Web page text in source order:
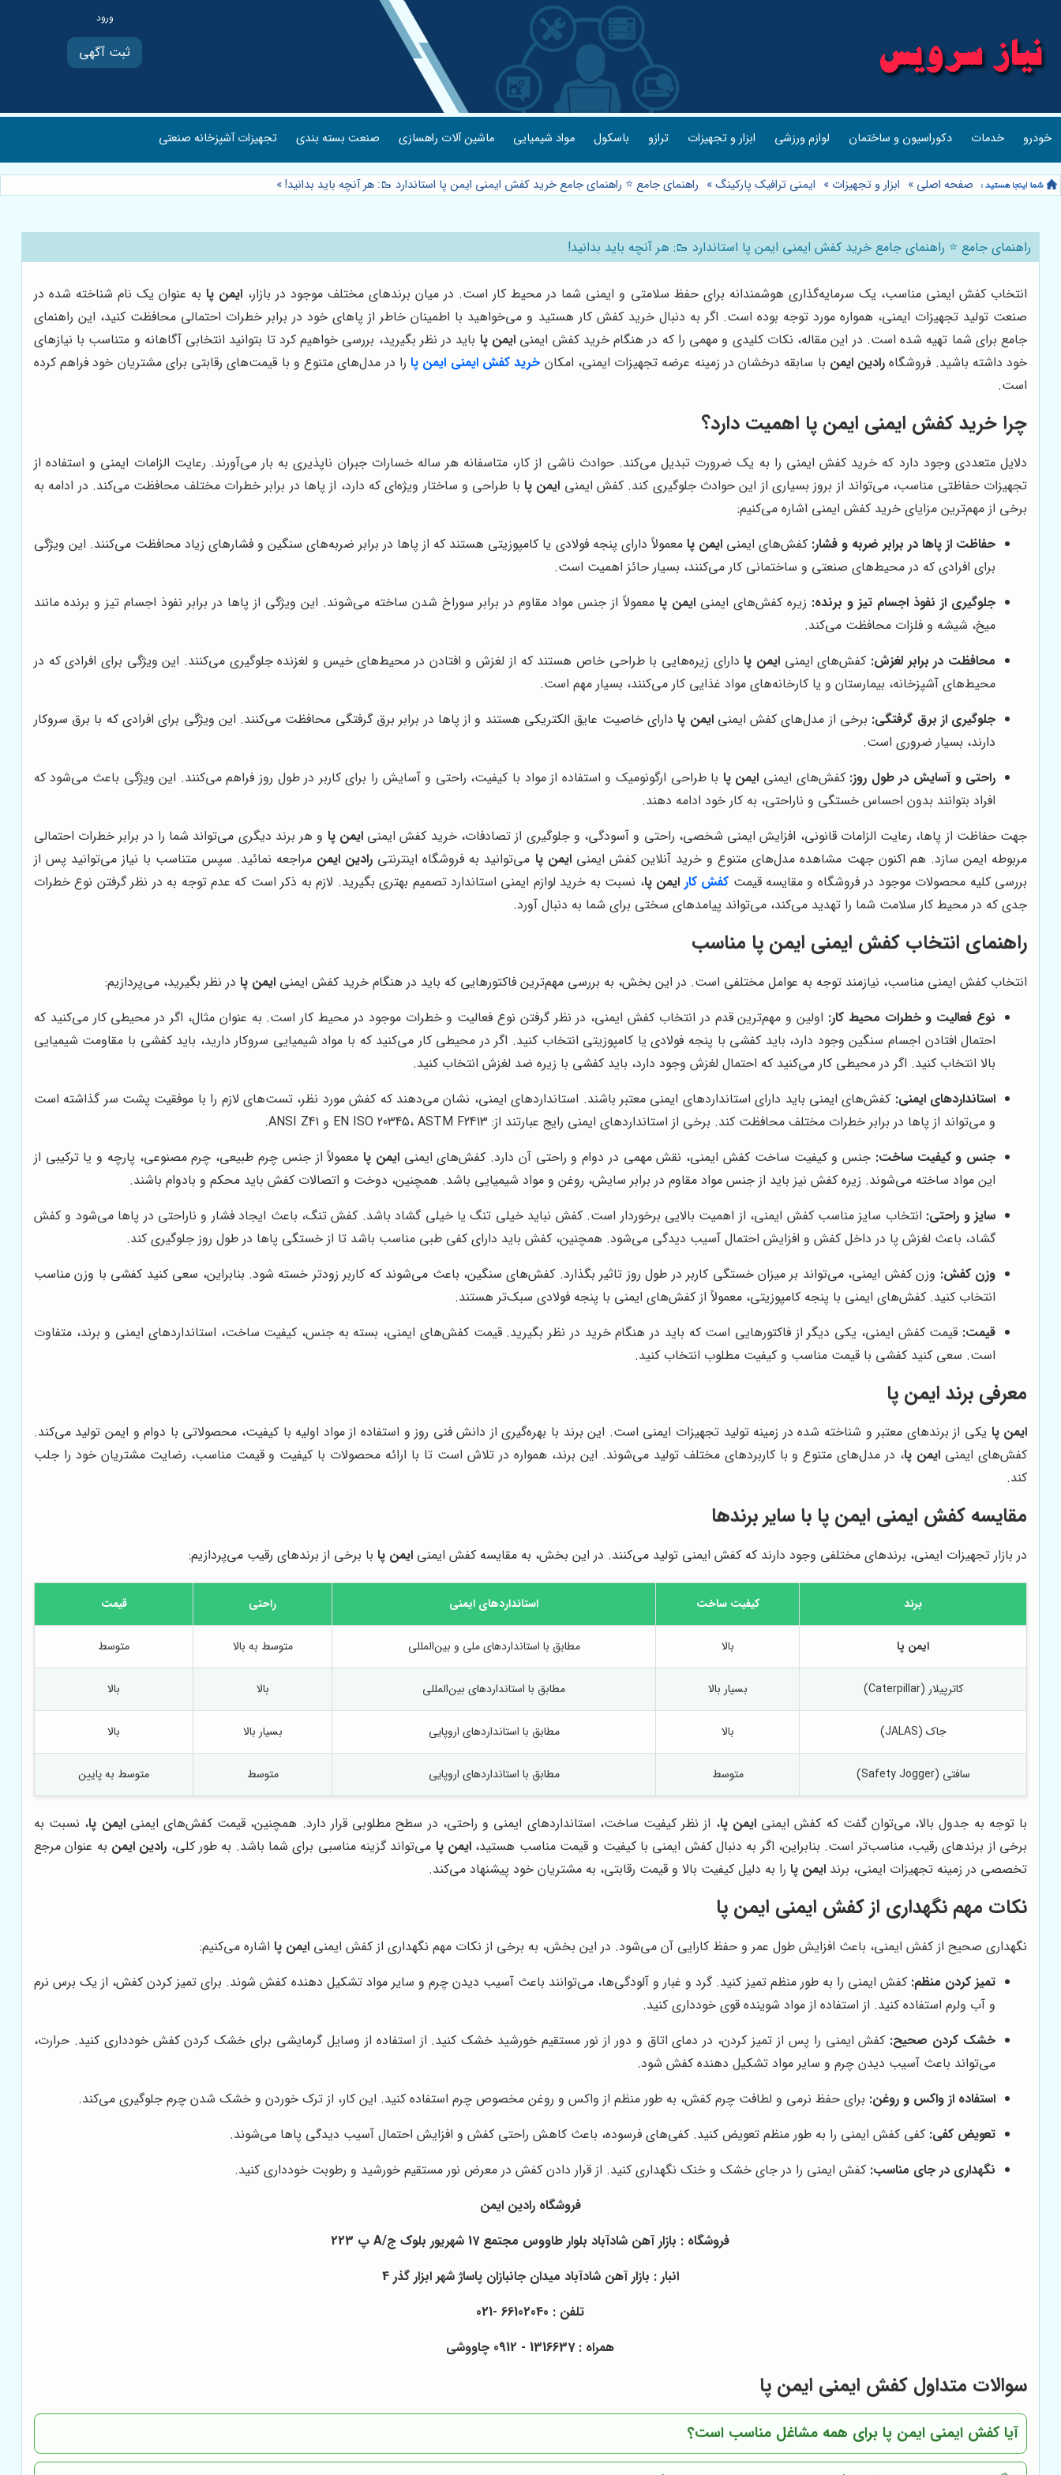
ثبت آگهی
خودرو خدمات دکوراسیون و ساختمان لوازم ورزشی ابزار و تجهیزات ترازو باسکول مواد شیمیایی ماشین آلات راهسازی صنعت بسته بندی تجهیزات آشپزخانه صنعتی
صفحه اصلی » ابزار و تجهیزات » ایمنی ترافیک پارکینگ» راهنمای جامع ⭐️ راهنمای جامع خرید کفش ایمنی ایمن پا استاندارد 🥾: هر آنچه باید بدانید!»
راهنمای جامع ⭐️ راهنمای جامع خرید کفش ایمنی ایمن پا استاندارد 🥾: هر آنچه باید بدانید!
انتخاب کفش ایمنی مناسب، یک سرمایه‌گذاری هوشمندانه برای حفظ سلامتی و ایمنی شما در محیط کار است. در میان برندهای مختلف موجود در بازار، ایمن پابه عنوان یک نام شناخته شده در
صنعت تولید تجهیزات ایمنی، همواره مورد توجه بوده است. اگر به دنبال خرید کفش کار هستید و می‌خواهید با اطمینان خاطر از پاهای خود در برابر خطرات احتمالی محافظت کنید، این راهنمای
جامع برای شما تهیه شده است. در این مقاله، نکات کلیدی و مهمی را که در هنگام خرید کفش ایمنی ایمن پا باید در نظر بگیرید، بررسی خواهیم کرد تا بتوانید انتخابی آگاهانه و متناسب با نیازهای
خود داشته باشید. فروشگاه رادین ایمن با سابقه درخشان در زمینه عرضه تجهیزات ایمنی، امکان خرید کفش ایمنی ایمن پارا در مدل‌های متنوع و با قیمت‌های رقابتی برای مشتریان خود فراهم کرده
است.
چرا خرید کفش ایمنی ایمن پا اهمیت دارد؟
دلایل متعددی وجود دارد که خرید کفش ایمنی را به یک ضرورت تبدیل می‌کند. حوادث ناشی از کار، متاسفانه هر ساله خسارات جبران ناپذیری به بار می‌آورند. رعایت الزامات ایمنی و استفاده از
تجهیزات حفاظتی مناسب، می‌تواند از بروز بسیاری از این حوادث جلوگیری کند. کفش ایمنی ایمن پابا طراحی و ساختار ویژه‌ای که دارد، از پاها در برابر خطرات مختلف محافظت می‌کند. در ادامه به
برخی از مهم‌ترین مزایای خرید کفش ایمنی اشاره می‌کنیم:
حفاظت از پاها در برابر ضربه و فشار: کفش‌های ایمنیایمن پا معمولاً دارای پنجه فولادی یا کامپوزیتی هستند که از پاها در برابر ضربه‌های سنگین و فشارهای زیاد محافظت می‌کنند. این ویژگی
برای افرادی که در محیط‌های صنعتی و ساختمانی کار می‌کنند، بسیار حائز اهمیت است.
جلوگیری از نفوذ اجسام تیز و برنده: زیره کفش‌های ایمنی ایمن پامعمولاً از جنس مواد مقاوم در برابر سوراخ شدن ساخته می‌شوند. این ویژگی از پاها در برابر نفوذ اجسام تیز و برنده مانند
میخ، شیشه و فلزات محافظت می‌کند.
محافظت در برابر لغزش: کفش‌های ایمنی ایمن پادارای زیره‌هایی با طراحی خاص هستند که از لغزش و افتادن در محیط‌های خیس و لغزنده جلوگیری می‌کنند. این ویژگی برای افرادی که در
محیط‌های آشپزخانه، بیمارستان و یا کارخانه‌های مواد غذایی کار می‌کنند، بسیار مهم است.
جلوگیری از برق گرفتگی: برخی از مدل‌های کفش ایمنیایمن پادارای خاصیت عایق الکتریکی هستند و از پاها در برابر برق گرفتگی محافظت می‌کنند. این ویژگی برای افرادی که با برق سروکار
دارند، بسیار ضروری است.
راحتی و آسایش در طول روز: کفش‌های ایمنی ایمن پا با طراحی ارگونومیک و استفاده از مواد با کیفیت، راحتی و آسایش را برای کاربر در طول روز فراهم می‌کنند. این ویژگی باعث می‌شود که
افراد بتوانند بدون احساس خستگی و ناراحتی، به کار خود ادامه دهند.
جهت حفاظت از پاها، رعایت الزامات قانونی، افزایش ایمنی شخصی، راحتی و آسودگی، و جلوگیری از تصادفات، خرید کفش ایمنیایمن پا و هر برند دیگری می‌تواند شما را در برابر خطرات احتمالی
مربوطه ایمن سازد. هم اکنون جهت مشاهده مدل‌های متنوع و خرید آنلاین کفش ایمنیایمن پا می‌توانید به فروشگاه اینترنتیرادین ایمن مراجعه نمائید. سپس متناسب با نیاز می‌توانید پس از
بررسی کلیه محصولات موجود در فروشگاه و مقایسه قیمت کفش کار ایمن پا، نسبت به خرید لوازم ایمنی استاندارد تصمیم بهتری بگیرید. لازم به ذکر است که عدم توجه به در نظر گرفتن نوع خطرات
جدی که در محیط کار سلامت شما را تهدید می‌کند، می‌تواند پیامدهای سختی برای شما به دنبال آورد.
راهنمای انتخاب کفش ایمنی ایمن پا مناسب
انتخاب کفش ایمنی مناسب، نیازمند توجه به عوامل مختلفی است. در این بخش، به بررسی مهم‌ترین فاکتورهایی که باید در هنگام خرید کفش ایمنی ایمن پادر نظر بگیرید، می‌پردازیم:
نوع فعالیت و خطرات محیط کار: اولین و مهم‌ترین قدم در انتخاب کفش ایمنی، در نظر گرفتن نوع فعالیت و خطرات موجود در محیط کار است. به عنوان مثال، اگر در محیطی کار می‌کنید که
احتمال افتادن اجسام سنگین وجود دارد، باید کفشی با پنجه فولادی یا کامپوزیتی انتخاب کنید. اگر در محیطی کار می‌کنید که با مواد شیمیایی سروکار دارید، باید کفشی با مقاومت شیمیایی
بالا انتخاب کنید. اگر در محیطی کار می‌کنید که احتمال لغزش وجود دارد، باید کفشی با زیره ضد لغزش انتخاب کنید.
استانداردهای ایمنی: کفش‌های ایمنی باید دارای استانداردهای ایمنی معتبر باشند. استانداردهای ایمنی، نشان می‌دهند که کفش مورد نظر، تست‌های لازم را با موفقیت پشت سر گذاشته است
و می‌تواند از پاها در برابر خطرات مختلف محافظت کند. برخی از استانداردهای ایمنی رایج عبارتند از: EN ISO 20345، ASTM F2413 و ANSI Z41.
جنس و کیفیت ساخت: جنس و کیفیت ساخت کفش ایمنی، نقش مهمی در دوام و راحتی آن دارد. کفش‌های ایمنیایمن پامعمولاً از جنس چرم طبیعی، چرم مصنوعی، پارچه و یا ترکیبی از
این مواد ساخته می‌شوند. زیره کفش نیز باید از جنس مواد مقاوم در برابر سایش، روغن و مواد شیمیایی باشد. همچنین، دوخت و اتصالات کفش باید محکم و بادوام باشند.
سایز و راحتی: انتخاب سایز مناسب کفش ایمنی، از اهمیت بالایی برخوردار است. کفش نباید خیلی تنگ یا خیلی گشاد باشد. کفش تنگ، باعث ایجاد فشار و ناراحتی در پاها می‌شود و کفش
گشاد، باعث لغزش پا در داخل کفش و افزایش احتمال آسیب دیدگی می‌شود. همچنین، کفش باید دارای کفی طبی مناسب باشد تا از خستگی پاها در طول روز جلوگیری کند.
وزن کفش: وزن کفش ایمنی، می‌تواند بر میزان خستگی کاربر در طول روز تاثیر بگذارد. کفش‌های سنگین، باعث می‌شوند که کاربر زودتر خسته شود. بنابراین، سعی کنید کفشی با وزن مناسب
انتخاب کنید. کفش‌های ایمنی با پنجه کامپوزیتی، معمولاً از کفش‌های ایمنی با پنجه فولادی سبک‌تر هستند.
قیمت: قیمت کفش ایمنی، یکی دیگر از فاکتورهایی است که باید در هنگام خرید در نظر بگیرید. قیمت کفش‌های ایمنی، بسته به جنس، کیفیت ساخت، استانداردهای ایمنی و برند، متفاوت
است. سعی کنید کفشی با قیمت مناسب و کیفیت مطلوب انتخاب کنید.
معرفی برند ایمن پا
ایمن پا یکی از برندهای معتبر و شناخته شده در زمینه تولید تجهیزات ایمنی است. این برند با بهره‌گیری از دانش فنی روز و استفاده از مواد اولیه با کیفیت، محصولاتی با دوام و ایمن تولید می‌کند.
کفش‌های ایمنی ایمن پا، در مدل‌های متنوع و با کاربردهای مختلف تولید می‌شوند. این برند، همواره در تلاش است تا با ارائه محصولات با کیفیت و قیمت مناسب، رضایت مشتریان خود را جلب
کند.
مقایسه کفش ایمنی ایمن پا با سایر برندها
در بازار تجهیزات ایمنی، برندهای مختلفی وجود دارند که کفش ایمنی تولید می‌کنند. در این بخش، به مقایسه کفش ایمنی ایمن پابا برخی از برندهای رقیب می‌پردازیم:
برند کیفیت ساخت استانداردهای ایمنی راحتی قیمت
ایمن پا بالا مطابق با استانداردهای ملی و بین‌المللی متوسط به بالا متوسط
کاترپیلار (Caterpillar) بسیار بالا مطابق با استانداردهای بین‌المللی بالا بالا
جاک (JALAS) بالا مطابق با استانداردهای اروپایی بسیار بالا بالا
سافتی (Safety Jogger) متوسط مطابق با استانداردهای اروپایی متوسط متوسط به پایین
با توجه به جدول بالا، می‌توان گفت که کفش ایمنیایمن پا، از نظر کیفیت ساخت، استانداردهای ایمنی و راحتی، در سطح مطلوبی قرار دارد. همچنین، قیمت کفش‌های ایمنیایمن پا، نسبت به
برخی از برندهای رقیب، مناسب‌تر است. بنابراین، اگر به دنبال کفش ایمنی با کیفیت و قیمت مناسب هستید، ایمن پا می‌تواند گزینه مناسبی برای شما باشد. به طور کلی، رادین ایمن به عنوان مرجع
تخصصی در زمینه تجهیزات ایمنی، برند ایمن پارا به دلیل کیفیت بالا و قیمت رقابتی، به مشتریان خود پیشنهاد می‌کند.
نکات مهم نگهداری از کفش ایمنی ایمن پا
نگهداری صحیح از کفش ایمنی، باعث افزایش طول عمر و حفظ کارایی آن می‌شود. در این بخش، به برخی از نکات مهم نگهداری از کفش ایمنی ایمن پااشاره می‌کنیم:
تمیز کردن منظم: کفش ایمنی را به طور منظم تمیز کنید. گرد و غبار و آلودگی‌ها، می‌توانند باعث آسیب دیدن چرم و سایر مواد تشکیل دهنده کفش شوند. برای تمیز کردن کفش، از یک برس نرم
و آب ولرم استفاده کنید. از استفاده از مواد شوینده قوی خودداری کنید.
خشک کردن صحیح: کفش ایمنی را پس از تمیز کردن، در دمای اتاق و دور از نور مستقیم خورشید خشک کنید. از استفاده از وسایل گرمایشی برای خشک کردن کفش خودداری کنید. حرارت،
می‌تواند باعث آسیب دیدن چرم و سایر مواد تشکیل دهنده کفش شود.
استفاده از واکس و روغن: برای حفظ نرمی و لطافت چرم کفش، به طور منظم از واکس و روغن مخصوص چرم استفاده کنید. این کار، از ترک خوردن و خشک شدن چرم جلوگیری می‌کند.
تعویض کفی: کفی کفش ایمنی را به طور منظم تعویض کنید. کفی‌های فرسوده، باعث کاهش راحتی کفش و افزایش احتمال آسیب دیدگی پاها می‌شوند.
نگهداری در جای مناسب: کفش ایمنی را در جای خشک و خنک نگهداری کنید. از قرار دادن کفش در معرض نور مستقیم خورشید و رطوبت خودداری کنید.
فروشگاه رادین ایمن
فروشگاه : بازار آهن شادآباد بلوار طاووس مجتمع 17 شهریور بلوک ج/A پ 223
انبار : بازار آهن شادآباد میدان جانبازان پاساژ شهر ابزار گذر 4
تلفن : 66102040 -021
همراه : 1316637 - 0912 چاووشی
سوالات متداول کفش ایمنی ایمن پا
آیا کفش ایمنی ایمن پابرای همه مشاغل مناسب است؟